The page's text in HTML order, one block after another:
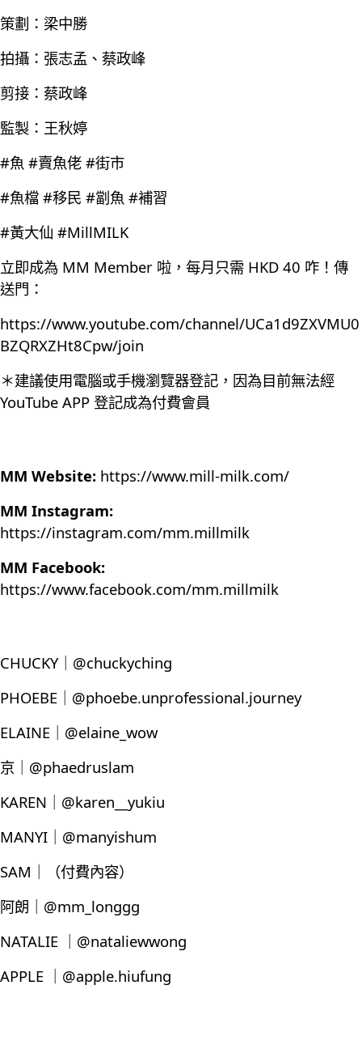
策劃：梁中勝
拍攝：張志孟、蔡政峰
剪接：蔡政峰
監製：王秋婷
#魚 #賣魚佬 #街市
#魚檔 #移民 #劏魚 #補習
#黃大仙 #MillMILK
立即成為 MM Member 啦，每月只需 HKD 40 咋！傳
送門：
https://www.youtube.com/channel/UCa1d9ZXVMU0
BZQRXZHt8Cpw/join
＊建議使用電腦或手機瀏覽器登記，因為目前無法經
YouTube APP 登記成為付費會員
MM Website: https://www.mill-milk.com/
MM Instagram:
https://instagram.com/mm.millmilk
MM Facebook:
https://www.facebook.com/mm.millmilk
CHUCKY｜@chuckyching
PHOEBE｜@phoebe.unprofessional.journey
ELAINE｜@elaine_wow
京｜@phaedruslam
KAREN｜@karen__yukiu
MANYI｜@manyishum
SAM｜（付費內容）
阿朗｜@mm_longgg
NATALIE ｜@nataliewwong
APPLE ｜@apple.hiufung